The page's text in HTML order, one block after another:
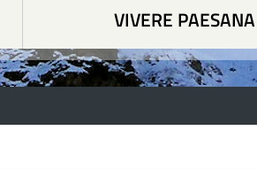
VIVERE PAESANA